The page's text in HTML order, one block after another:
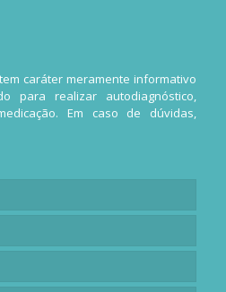
caráter meramente informativo
para realizar autodiagnóstico,
Em caso de dúvidas,